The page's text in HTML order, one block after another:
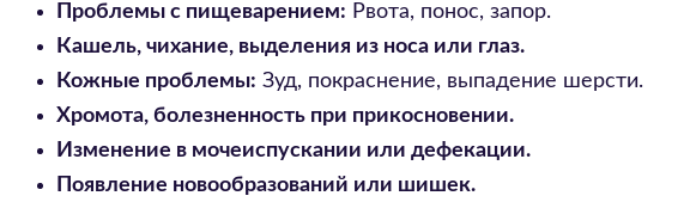
Проблемы с пищеварением: Рвота, понос, запор.
Кашель, чихание, выделения из носа или глаз.
Кожные проблемы: Зуд, покраснение, выпадение шерсти.
Хромота, болезненность при прикосновении.
Изменение в мочеиспускании или дефекации.
Появление новообразований или шишек.